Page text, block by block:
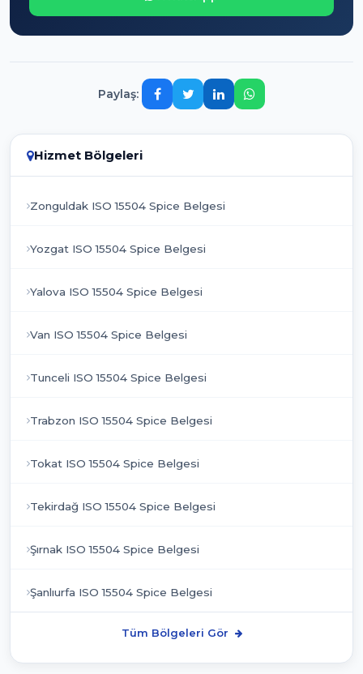
Paylaş:
Hizmet Bölgeleri
Zonguldak ISO 15504 Spice Belgesi
Yozgat ISO 15504 Spice Belgesi
Yalova ISO 15504 Spice Belgesi
Van ISO 15504 Spice Belgesi
Tunceli ISO 15504 Spice Belgesi
Trabzon ISO 15504 Spice Belgesi
Tokat ISO 15504 Spice Belgesi
Tekirdağ ISO 15504 Spice Belgesi
Şırnak ISO 15504 Spice Belgesi
Şanlıurfa ISO 15504 Spice Belgesi
Tüm Bölgeleri Gör